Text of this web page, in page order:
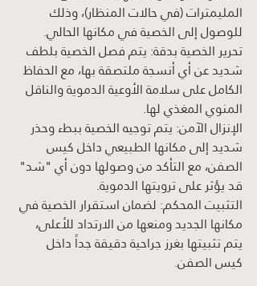
المليمترات (في حالات المنظار)، وذلك
للوصول إلى الخصية في مكانها الحالي.
تحرير الخصية بدقة: يتم فصل الخصية بلطف
شديد عن أي أنسجة ملتصقة بها، مع الحفاظ
الكامل على سلامة الأوعية الدموية والناقل
المنوي المغذي لها.
الإنزال الآمن: يتم توجيه الخصية ببطء وحذر
شديد إلى مكانها الطبيعي داخل كيس
الصفن، مع التأكد من وصولها دون أي "شد"
قد يؤثر على ترويتها الدموية.
التثبيت المحكم: لضمان استقرار الخصية في
مكانها الجديد ومنعها من الارتداد للأعلى،
يتم تثبيتها بغرز جراحية دقيقة جداً داخل
كيس الصفن.